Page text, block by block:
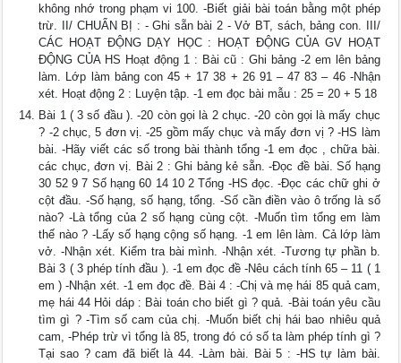
không nhớ trong phạm vi 100. -Biết giải bài toán bằng một phép
trừ. II/ CHUẨN BỊ : - Ghi sẵn bài 2 - Vở BT, sách, bảng con. III/
CÁC HOẠT ĐỘNG DẠY HỌC : HOẠT ĐỘNG CỦA GV HOẠT
ĐỘNG CỦA HS Hoạt động 1 : Bài cũ : Ghi bảng -2 em lên bảng
làm. Lớp làm bảng con 45 + 17 38 + 26 91 – 47 83 – 46 -Nhận
xét. Hoạt động 2 : Luyện tập. -1 em đọc bài mẫu : 25 = 20 + 5 18
Bài 1 ( 3 số đầu ). -20 còn gọi là 2 chục. -20 còn gọi là mấy chục
? -2 chục, 5 đơn vị. -25 gồm mấy chục và mấy đơn vị ? -HS làm
bài. -Hãy viết các số trong bài thành tổng -1 em đọc , chữa bài.
các chục, đơn vị. Bài 2 : Ghi bảng kẻ sẵn. -Đọc đề bài. Số hạng
30 52 9 7 Số hạng 60 14 10 2 Tổng -HS đọc. -Đọc các chữ ghi ở
cột đầu. -Số hạng, số hạng, tổng. -Số cần điền vào ô trống là số
nào? -Là tổng của 2 số hạng cùng cột. -Muốn tìm tổng em làm
thế nào ? -Lấy số hạng cộng số hạng. -1 em lên làm. Cả lớp làm
vở. -Nhận xét. Kiểm tra bài mình. -Nhận xét. -Tương tự phần b.
Bài 3 ( 3 phép tính đầu ). -1 em đọc đề -Nêu cách tính 65 – 11 ( 1
em ) -Nhận xét. -1 em đọc đề. Bài 4 : -Chị và mẹ hái 85 quả cam,
mẹ hái 44 Hỏi dáp : Bài toán cho biết gì ? quả. -Bài toán yêu cầu
tìm gì ? -Tìm số cam của chị. -Muốn biết chị hái bao nhiêu quả
cam, -Phép trừ vì tổng là 85, trong đó có số ta làm phép tính gì ?
Tại sao ? cam đã biết là 44. -Làm bài. Bài 5 : -HS tự làm bài.